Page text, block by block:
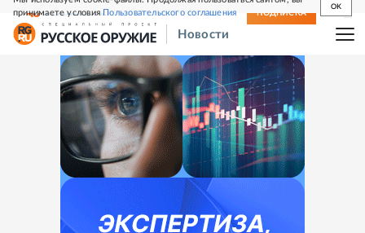
принимаете условияПользовательского соглашения
OK
СВЕЖИЙ НОМЕР ПОДПИСКА
Новости